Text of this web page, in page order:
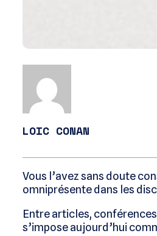
LOIC CONAN
Vous l’avez sans doute
omniprésente dans les
Entre articles,
s’impose aujourd’hui